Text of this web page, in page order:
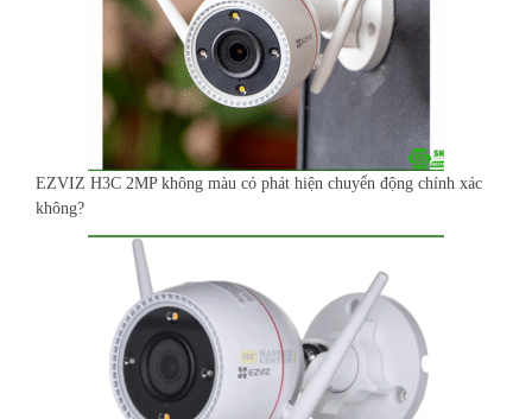
EZVIZ H3C 2MP không màu có phát hiện chuyển động chính xác
không?